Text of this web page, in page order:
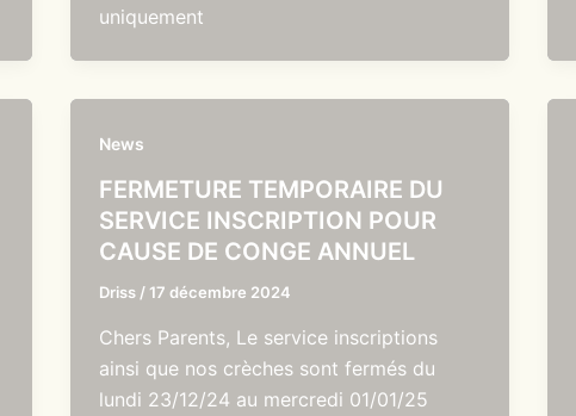
uniquement
News
FERMETURE TEMPORAIRE DU
SERVICE INSCRIPTION POUR
CAUSE DE CONGE ANNUEL
Driss / 17 décembre 2024
Chers Parents, Le service inscriptions
ainsi que nos crèches sont fermés du
lundi 23/12/24 au mercredi 01/01/25